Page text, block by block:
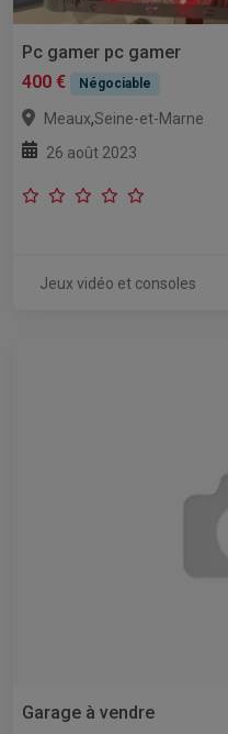
Pc gamer pc gamer
400 €
Négociable
Meaux,Seine-et-Marne
26 août 2023
Jeux vidéo et consoles
Garage à vendre